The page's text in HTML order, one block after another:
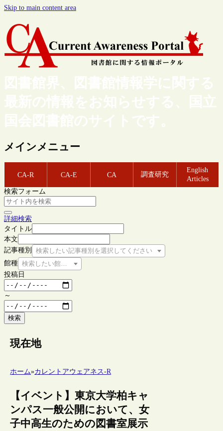
Skip to main content area
図書館界、図書館情報学に関する
最新の情報をお知らせする、国立
国会図書館のサイトです。
メインメニュー
CA-R CA-E CA 調査研究
English
Articles
検索フォーム
詳細検索
タイトル
本文
記事種別
検索したい記事種別を選択してください
館種 検索したい館種を選択してください
投稿日
～
検索
現在地
ホーム»カレントアウェアネス-R
【イベント】東京大学柏キャ
ンパス一般公開において、女
子中高生のための図書室展示